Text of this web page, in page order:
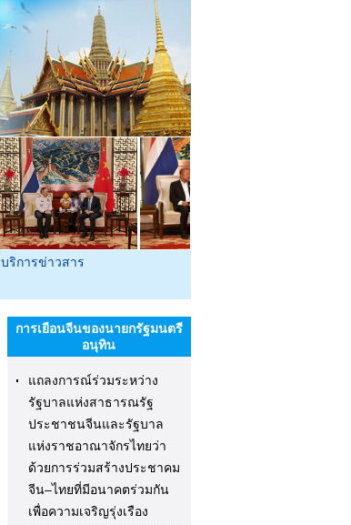
บริการข่าวสาร
การเยือนจีนของนายกรัฐมนตรี
อนุทิน
แถลงการณ์ร่วมระหว่าง
รัฐบาลแห่งสาธารณรัฐ
ประชาชนจีนและรัฐบาล
แห่งราชอาณาจักรไทยว่า
ด้วยการร่วมสร้างประชาคม
จีน–ไทยที่มีอนาคตร่วมกัน
เพื่อความเจริญรุ่งเรือง